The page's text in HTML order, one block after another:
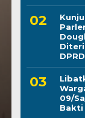
09/
Bakti